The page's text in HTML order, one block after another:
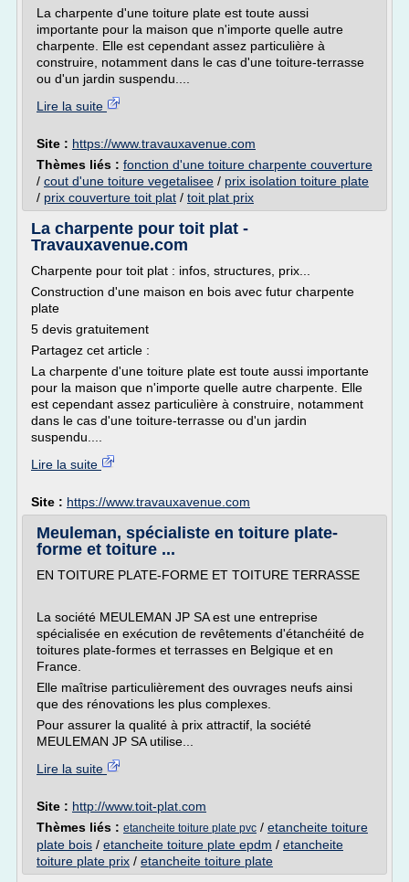
La charpente d'une toiture plate est toute aussi
importante pour la maison que n'importe quelle autre
charpente. Elle est cependant assez particulière à
construire, notamment dans le cas d'une toiture-terrasse
ou d'un jardin suspendu....
Lire la suite
Site : https://www.travauxavenue.com
Thèmes liés : fonction d'une toiture charpente couverture
/ cout d'une toiture vegetalisee / prix isolation toiture plate
/ prix couverture toit plat / toit plat prix
La charpente pour toit plat -
Travauxavenue.com
Charpente pour toit plat : infos, structures, prix...
Construction d'une maison en bois avec futur charpente
plate
5 devis gratuitement
Partagez cet article :
La charpente d'une toiture plate est toute aussi importante
pour la maison que n'importe quelle autre charpente. Elle
est cependant assez particulière à construire, notamment
dans le cas d'une toiture-terrasse ou d'un jardin
suspendu....
Lire la suite
Site : https://www.travauxavenue.com
Meuleman, spécialiste en toiture plate-
forme et toiture ...
EN TOITURE PLATE-FORME ET TOITURE TERRASSE
La société MEULEMAN JP SA est une entreprise
spécialisée en exécution de revêtements d'étanchéité de
toitures plate-formes et terrasses en Belgique et en
France.
Elle maîtrise particulièrement des ouvrages neufs ainsi
que des rénovations les plus complexes.
Pour assurer la qualité à prix attractif, la société
MEULEMAN JP SA utilise...
Lire la suite
Site : http://www.toit-plat.com
Thèmes liés : etancheite toiture plate pvc / etancheite toiture
plate bois / etancheite toiture plate epdm / etancheite
toiture plate prix / etancheite toiture plate